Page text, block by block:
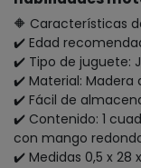
🔶 Características
✔️ Edad
✔️ Tipo de juguete:
✔️ Material: Madera
✔️ Fácil de
✔️ Contenido: 1
con mango
✔️ Medidas 0,5 x 28